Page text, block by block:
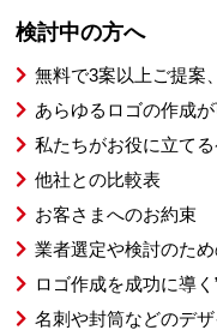
検討中の方へ
無料で3案以上ご提案
あらゆるロゴの作成
私たちがお役に立て
他社との比較表
お客さまへのお約束
業者選定や検討のた
ロゴ作成を成功に導
名刺や封筒などのデ